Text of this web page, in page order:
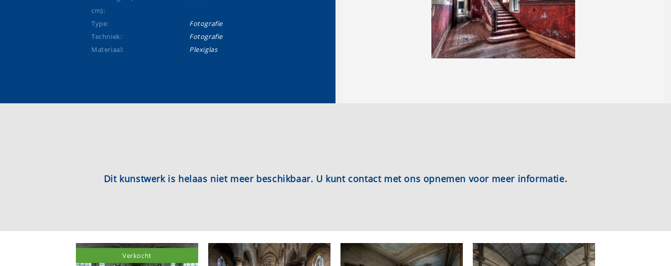
cm):
Type:
Fotografie
Techniek:
Fotografie
Materiaal:
Plexiglas
Dit kunstwerk is helaas niet meer beschikbaar. U kunt contact met ons opnemen voor meer informatie.
Verkocht